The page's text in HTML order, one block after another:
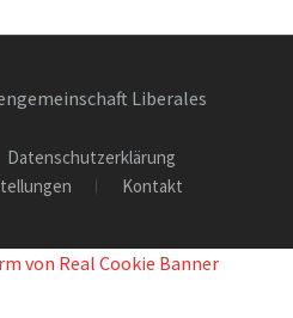
Liberales
Datenschutzerklärung
Kontakt
von Real Cookie Banner